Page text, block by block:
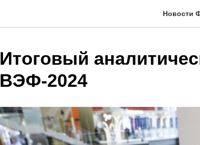
Новости
Итоговый
ВЭФ-2024